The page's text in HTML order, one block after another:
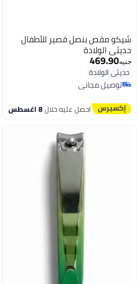
شيكو مقص بنصل قصير للأطفال
حديثي الولادة
جنيه469.90
حديثي الولادة
توصيل مجاني
توصيل مجاني
احصل عليه خلال8 اغسطس